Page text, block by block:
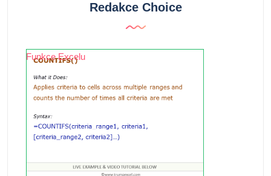
Redakce Choice
Funkce Excelu